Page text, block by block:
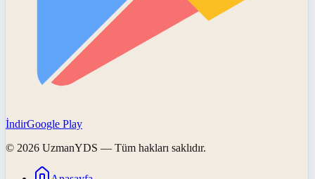
İndirGoogle Play
© 2026 UzmanYDS — Tüm hakları saklıdır.